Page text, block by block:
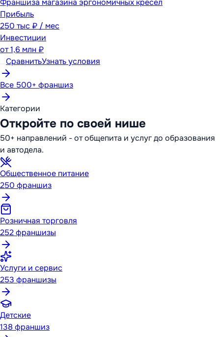
Франшиза магазина эргономичных кресел
Прибыль
250 тыс ₽ / мес
Инвестиции
от1,6 млн ₽
СравнитьУзнать условия
Все 500+ франшиз
Категории
Откройте по своей нише
50+ направлений - от общепита и услуг до образования
и автодела.
Общественное питание
250 франшиз
Розничная торговля
252франшизы
Услуги и сервис
253 франшизы
Детские
138 франшиз